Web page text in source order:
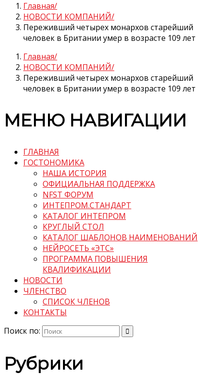
Главная
НОВОСТИ КОМПАНИЙ
Переживший четырех монархов старейший
человек в Британии умер в возрасте 109 лет
Главная
НОВОСТИ КОМПАНИЙ
Переживший четырех монархов старейший
человек в Британии умер в возрасте 109 лет
МЕНЮ НАВИГАЦИИ
ГЛАВНАЯ
ГОСТОНОМИКА
НАША ИСТОРИЯ
ОФИЦИАЛЬНАЯ ПОДДЕРЖКА
NFST ФОРУМ
ИНТЕПРОМ.СТАНДАРТ
КАТАЛОГ ИНТЕПРОМ
КРУГЛЫЙ СТОЛ
КАТАЛОГ ШАБЛОНОВ НАИМЕНОВАНИЙ
НЕЙРОСЕТЬ «ЭТС»
ПРОГРАММА ПОВЫШЕНИЯ
КВАЛИФИКАЦИИ
НОВОСТИ
ЧЛЕНСТВО
СПИСОК ЧЛЕНОВ
КОНТАКТЫ
Поиск по:
Рубрики